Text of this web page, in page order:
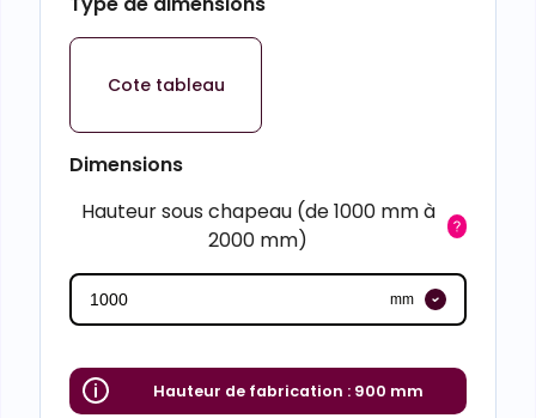
Cote tableau
Dimensions
Hauteur sous chapeau (de 1000 mm à
2000 mm)
mm
Hauteur de fabrication : 900 mm